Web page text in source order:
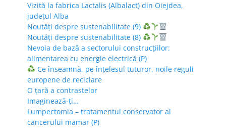
Vizită la fabrica Lactalis (Albalact) din Oiejdea,
județul Alba
Noutăți despre sustenabilitate (9)
Noutăți despre sustenabilitate (8)
Nevoia de bază a sectorului construcțiilor:
alimentarea cu energie electrică (P)
Ce înseamnă, pe înțelesul tuturor, noile reguli
europene de reciclare
O țară a contrastelor
Imaginează-ți…
Lumpectomia – tratamentul conservator al
cancerului mamar (P)